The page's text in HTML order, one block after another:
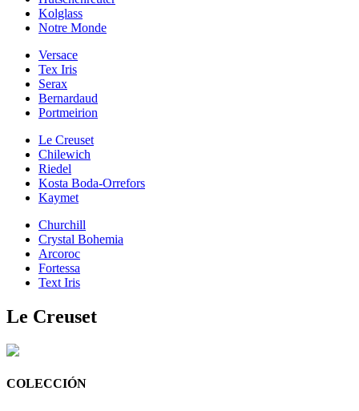
Kolglass
Notre Monde
Versace
Tex Iris
Serax
Bernardaud
Portmeirion
Le Creuset
Chilewich
Riedel
Kosta Boda-Orrefors
Kaymet
Churchill
Crystal Bohemia
Arcoroc
Fortessa
Text Iris
Le Creuset
COLECCIÓN